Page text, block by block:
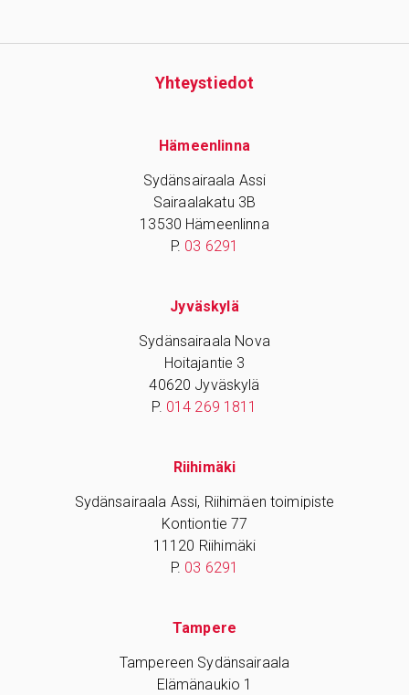
Yhteys­tiedot
Hämeenlinna
Sydänsairaala Assi
Sairaalakatu 3B
13530 Hämeenlinna
P. 03 6291
Jyväskylä
Sydänsairaala Nova
Hoitajantie 3
40620 Jyväskylä
P. 014 269 1811
Riihimäki
Sydänsairaala Assi, Riihimäen toimipiste
Kontiontie 77
11120 Riihimäki
P. 03 6291
Tampere
Tampereen Sydänsairaala
Elämänaukio 1